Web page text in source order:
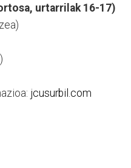
urtarrilak 16-17)
jcusurbil.com